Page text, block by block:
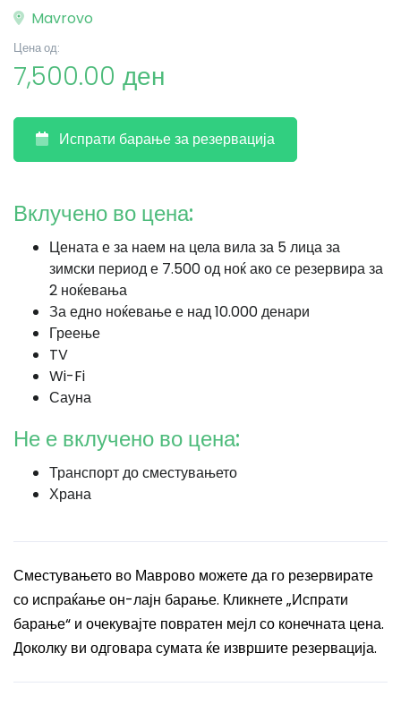
Mavrovo
Цена од:
7,500.00 ден
Испрати барање за резервација
Вклучено во цена:
Цената е за наем на цела вила за 5 лица за
зимски период е 7.500 од ноќ ако се резервира за
2 ноќевања
За едно ноќевање е над 10.000 денари
Греење
TV
Wi-Fi
Сауна
Не е вклучено во цена:
Транспорт до сместувањето
Храна
Сместувањето во Маврово можете да го резервирате
со испраќање он-лајн барање. Кликнете „Испрати
барање“ и очекувајте повратен мејл со конечната цена.
Доколку ви одговара сумата ќе извршите резервација.